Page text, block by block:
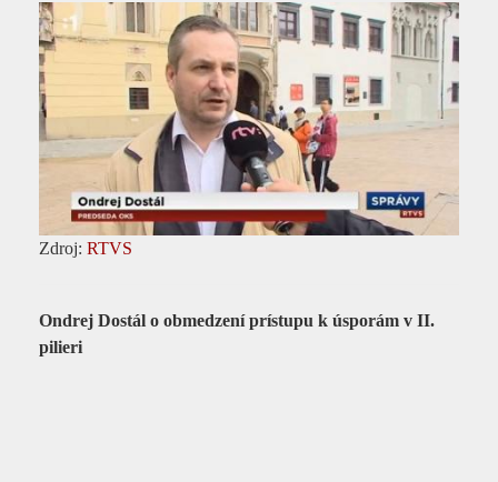
Zdroj: RTVS
Ondrej Dostál o obmedzení prístupu k úsporám v II.
pilieri